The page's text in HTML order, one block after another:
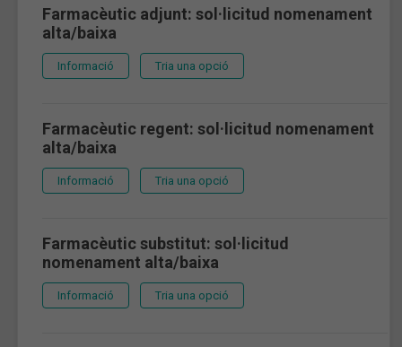
Farmacèutic adjunt: sol·licitud nomenament
alta/baixa
Informació Tria una opció
Farmacèutic regent: sol·licitud nomenament
alta/baixa
Informació Tria una opció
Farmacèutic substitut: sol·licitud
nomenament alta/baixa
Informació Tria una opció